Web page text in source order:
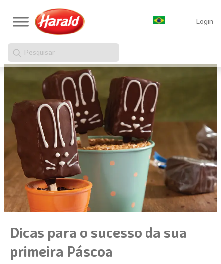
Login
Pesquisar
Dicas para o sucesso da sua
primeira Páscoa